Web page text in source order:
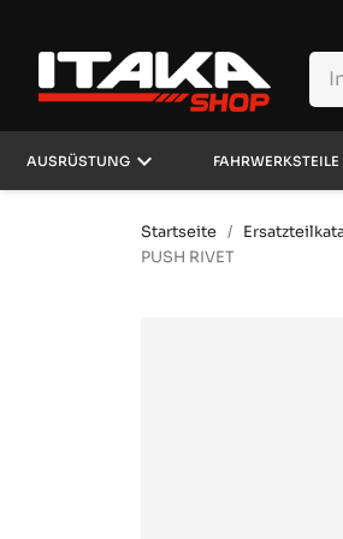
AUSRÜSTUNG keyboard_arrow_down FAHRWERKSTEILE
Startseite
PUSH RIVET